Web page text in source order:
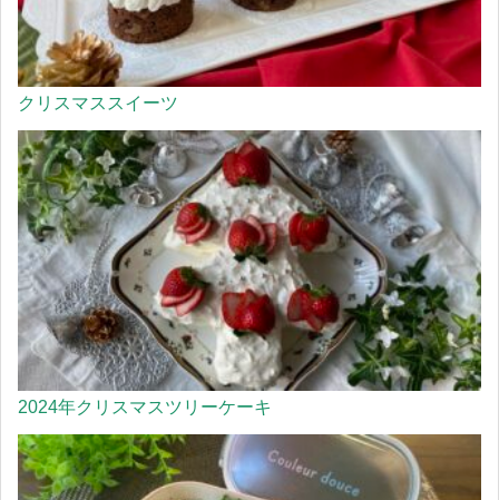
クリスマススイーツ
2024年クリスマスツリーケーキ